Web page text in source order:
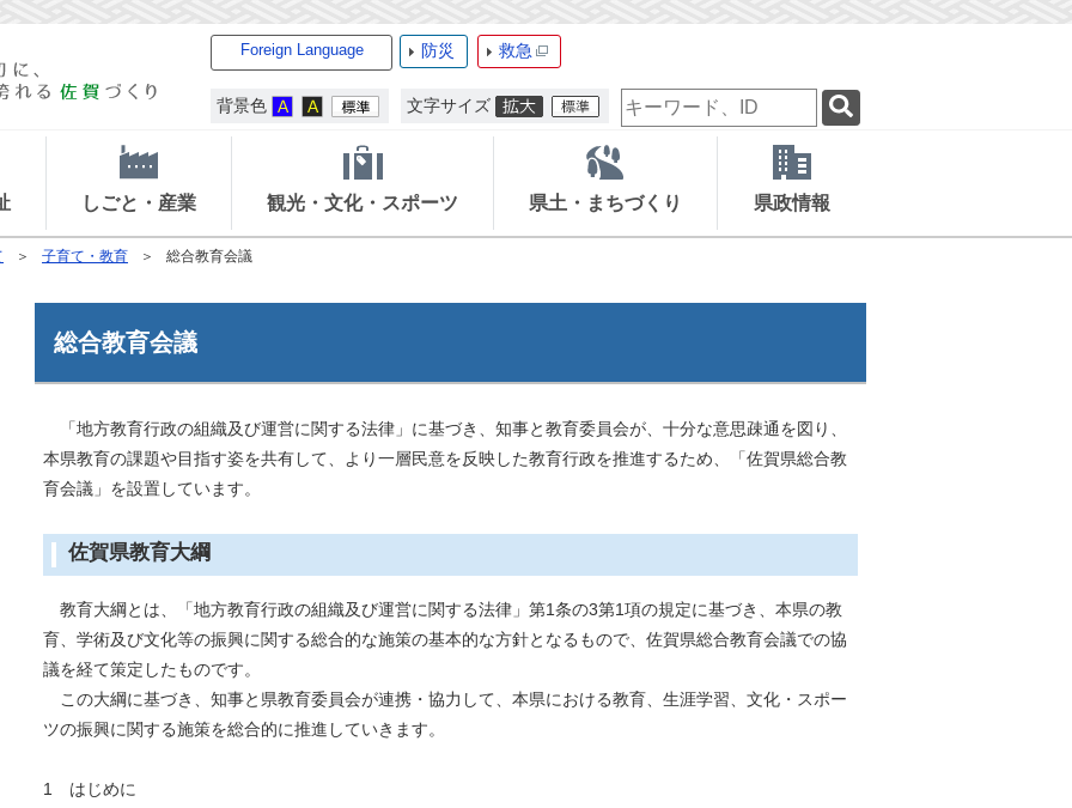
Foreign Language 防災 救急
背景色 文字サイズ
検
索
ー
ー
ド
しごと・産業 観光・文化・スポーツ 県土・まちづくり 県政情報
子育て・教育 総合教育会議
総合教育会議
「地方教育行政の組織及び運営に関する法律」に基づき、知事と教育委員会が、十分な意思疎通を図り、
本県教育の課題や目指す姿を共有して、より一層民意を反映した教育行政を推進するため、「佐賀県総合教
育会議」を設置しています。
佐賀県教育大綱
教育大綱とは、「地方教育行政の組織及び運営に関する法律」第1条の3第1項の規定に基づき、本県の教
育、学術及び文化等の振興に関する総合的な施策の基本的な方針となるもので、佐賀県総合教育会議での協
議を経て策定したものです。
この大綱に基づき、知事と県教育委員会が連携・協力して、本県における教育、生涯学習、文化・スポー
ツの振興に関する施策を総合的に推進していきます。
1 はじめに